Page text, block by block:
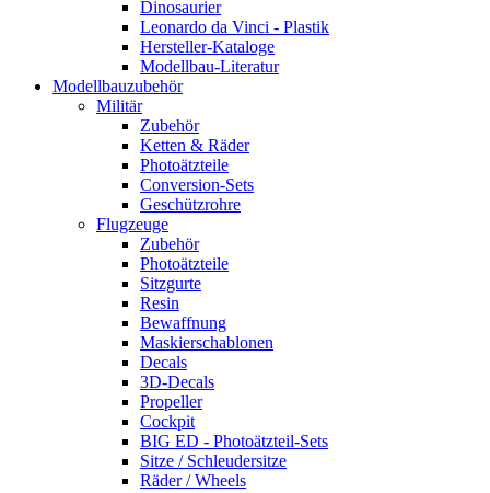
Dinosaurier
Leonardo da Vinci - Plastik
Hersteller-Kataloge
Modellbau-Literatur
Modellbauzubehör
Militär
Zubehör
Ketten & Räder
Photoätzteile
Conversion-Sets
Geschützrohre
Flugzeuge
Zubehör
Photoätzteile
Sitzgurte
Resin
Bewaffnung
Maskierschablonen
Decals
3D-Decals
Propeller
Cockpit
BIG ED - Photoätzteil-Sets
Sitze / Schleudersitze
Räder / Wheels